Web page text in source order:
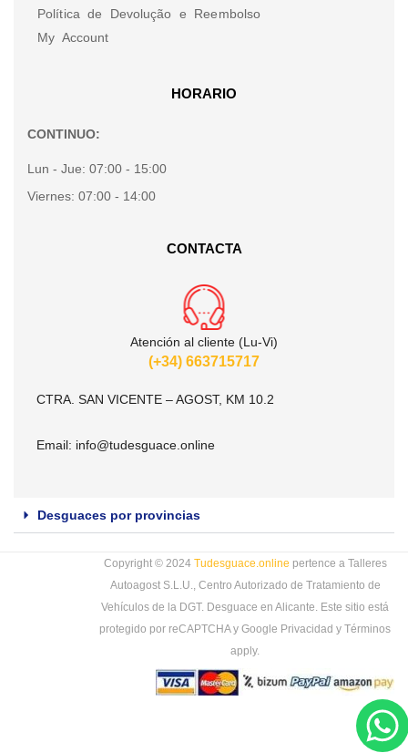
Política de Devolução e Reembolso
My Account
HORARIO
CONTINUO:
Lun - Jue: 07:00 - 15:00
Viernes: 07:00 - 14:00
CONTACTA
Atención al cliente (Lu-Vi)
(+34) 663715717
CTRA. SAN VICENTE – AGOST, KM 10.2
Email: info@tudesguace.online
Desguaces por provincias
Copyright © 2024 Tudesguace.online pertence a Talleres
Autoagost S.L.U., Centro Autorizado de Tratamiento de
Vehículos de la DGT. Desguace en Alicante. Este sitio está
protegido por reCAPTCHA y Google Privacidad y Términos
apply.